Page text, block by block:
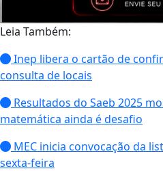
Leia Também:
Inep libera o cartão de
consulta de locais
Resultados do Saeb 2025
matemática ainda é desafio
MEC inicia convocação da
sexta-feira